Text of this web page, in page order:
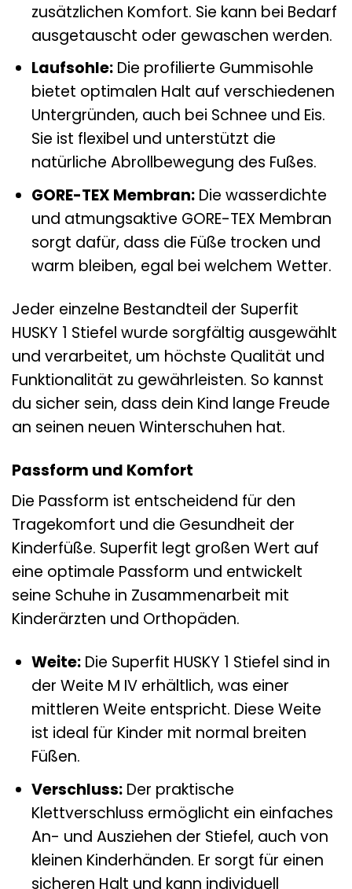
zusätzlichen Komfort. Sie kann bei Bedarf
ausgetauscht oder gewaschen werden.
Laufsohle:Die profilierte Gummisohle
bietet optimalen Halt auf verschiedenen
Untergründen, auch bei Schnee und Eis.
Sie ist flexibel und unterstützt die
natürliche Abrollbewegung des Fußes.
GORE-TEX Membran:Die wasserdichte
und atmungsaktive GORE-TEX Membran
sorgt dafür, dass die Füße trocken und
warm bleiben, egal bei welchem Wetter.
Jeder einzelne Bestandteil der Superfit
HUSKY 1 Stiefel wurde sorgfältig ausgewählt
und verarbeitet, um höchste Qualität und
Funktionalität zu gewährleisten. So kannst
du sicher sein, dass dein Kind lange Freude
an seinen neuen Winterschuhen hat.
Passform und Komfort
Die Passform ist entscheidend für den
Tragekomfort und die Gesundheit der
Kinderfüße. Superfit legt großen Wert auf
eine optimale Passform und entwickelt
seine Schuhe in Zusammenarbeit mit
Kinderärzten und Orthopäden.
Weite:Die Superfit HUSKY 1 Stiefel sind in
der Weite M IV erhältlich, was einer
mittleren Weite entspricht. Diese Weite
ist ideal für Kinder mit normal breiten
Füßen.
Verschluss:Der praktische
Klettverschluss ermöglicht ein einfaches
An- und Ausziehen der Stiefel, auch von
kleinen Kinderhänden. Er sorgt für einen
sicheren Halt und kann individuell